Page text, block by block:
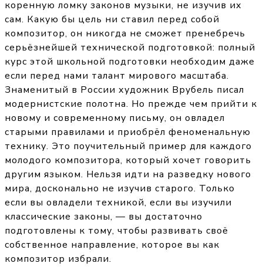
коренную ломку законов музыки, не изучив их
сам. Какую бы цель ни ставил перед собой
композитор, он никогда не сможет пренебречь
серьёзнейшей технической подготовкой: полный
курс этой школьной подготовки необходим даже
если перед нами талант мирового масштаба.
Знаменитый в России художник Врубель писал
модернистские полотна. Но прежде чем прийти к
новому и современному письму, он овладел
старыми правилами и приобрёл феноменальную
технику. Это поучительный пример для каждого
молодого композитора, который хочет говорить
другим языком. Нельзя идти на разведку нового
мира, досконально не изучив старого. Только
если вы овладели техникой, если вы изучили
классические законы, — вы достаточно
подготовлены к тому, чтобы развивать своё
собственное направление, которое вы как
композитор избрали.